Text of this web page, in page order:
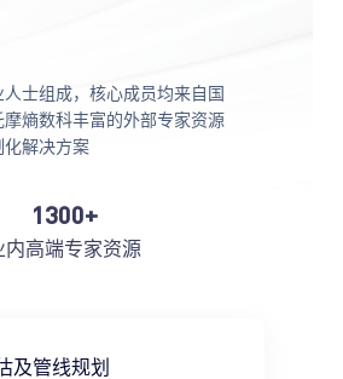
士组成，核心成员均来自国
熵数科丰富的外部专家资源
化解决方案
1300+
内高端专家资源
及管线规划